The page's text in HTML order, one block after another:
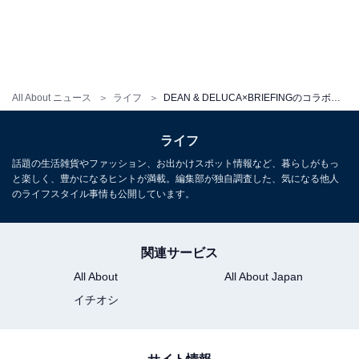
All About ニュース ライフ
「DEAN & DELUCA × BRIEFING サコッシュトートバッグ ベージュ」
2023年の新色「BEIGE（ベージュ）」は、落ち着いたや
こちらもおすすめ
ライフ
話題の生活雑貨やファッション、お出かけスポット情報など、暮らしがもっ
と楽しく、豊かになるヒントが満載。編集部が独自調査した、気になる他人
のライフスタイル事情も公開しています。
関連サービス
All About
All About Japan
イチオシ